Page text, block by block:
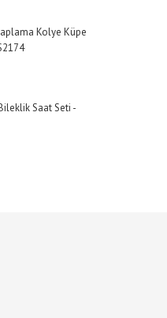
Kolye Küpe
Saat Seti -